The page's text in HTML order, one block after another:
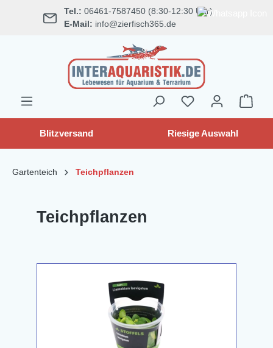
springen Tel.: 06461-7587450 (8:30-12:30 Uhr)
E-Mail: info@zierfisch365.de
Blitzversand Riesige Auswahl
Gartenteich Teichpflanzen
Teichpflanzen